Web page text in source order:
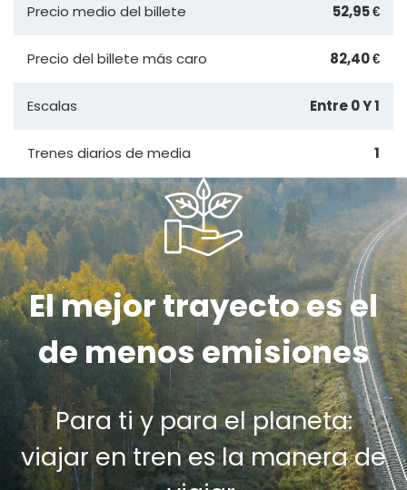
Precio medio del billete 52,95 €
Precio del billete más caro 82,40 €
Escalas Entre 0 Y 1
Trenes diarios de media 1
El mejor trayecto es el
de menos emisiones
Para ti y para el planeta:
viajar en tren es la manera de